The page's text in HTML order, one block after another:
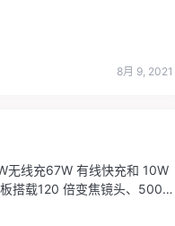
8月 9, 2021
无线充67W 有线快充和 10W
搭载120 倍变焦镜头、5000